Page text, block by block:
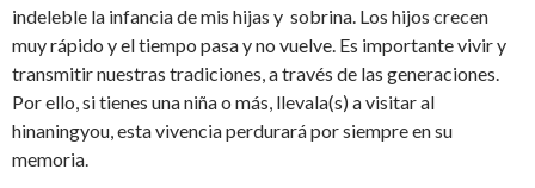
indeleble la infancia de mis hijas y sobrina. Los hijos crecen
muy rápido y el tiempo pasa y no vuelve. Es importante vivir y
transmitir nuestras tradiciones, a través de las generaciones.
Por ello, si tienes una niña o más, llevala(s) a visitar al
hinaningyou, esta vivencia perdurará por siempreen su
memoria.